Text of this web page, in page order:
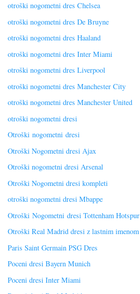
otroški nogometni dres Chelsea
otroški nogometni dres De Bruyne
otroški nogometni dres Haaland
otroški nogometni dres Inter Miami
otroški nogometni dres Liverpool
otroški nogometni dres Manchester City
otroški nogometni dres Manchester United
otroški nogometni dresi
Otroški nogometni dresi
Otroški Nogometni dresi Ajax
Otroški nogometni dresi Arsenal
Otroški Nogometni dresi kompleti
otroški nogometni dresi Mbappe
Otroški Nogometni dresi Tottenham Hotspur
Otroški Real Madrid dresi z lastnim imenom
Paris Saint Germain PSG Dres
Poceni dresi Bayern Munich
Poceni dresi Inter Miami